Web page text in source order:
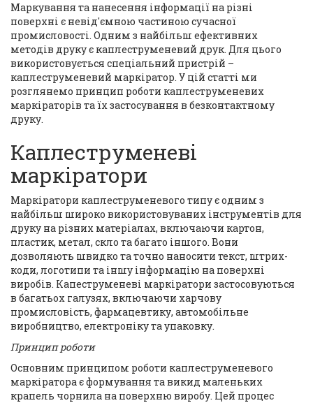
Маркування та нанесення інформації на різні
поверхні є невід'ємною частиною сучасної
промисловості. Одним з найбільш ефективних
методів друку є каплеструменевий друк. Для цього
використовується спеціальний пристрій –
каплеструменевий маркіратор. У цій статті ми
розглянемо принцип роботи каплеструменевих
маркіраторів та їх застосування в безконтактному
друку.
Каплеструменеві
маркіратори
Маркіратори каплеструменевого типу є одним з
найбільш широко використовуваних інструментів для
друку на різних матеріалах, включаючи картон,
пластик, метал, скло та багато іншого. Вони
дозволяють швидко та точно наносити текст, штрих-
коди, логотипи та іншу інформацію на поверхні
виробів. Капеструменеві маркіратори застосовуються
в багатьох галузях, включаючи харчову
промисловість, фармацевтику, автомобільне
виробництво, електроніку та упаковку.
Принцип роботи
Основним принципом роботи каплеструменевого
маркіратора є формування та викид маленьких
крапель чорнила на поверхню виробу. Цей процес